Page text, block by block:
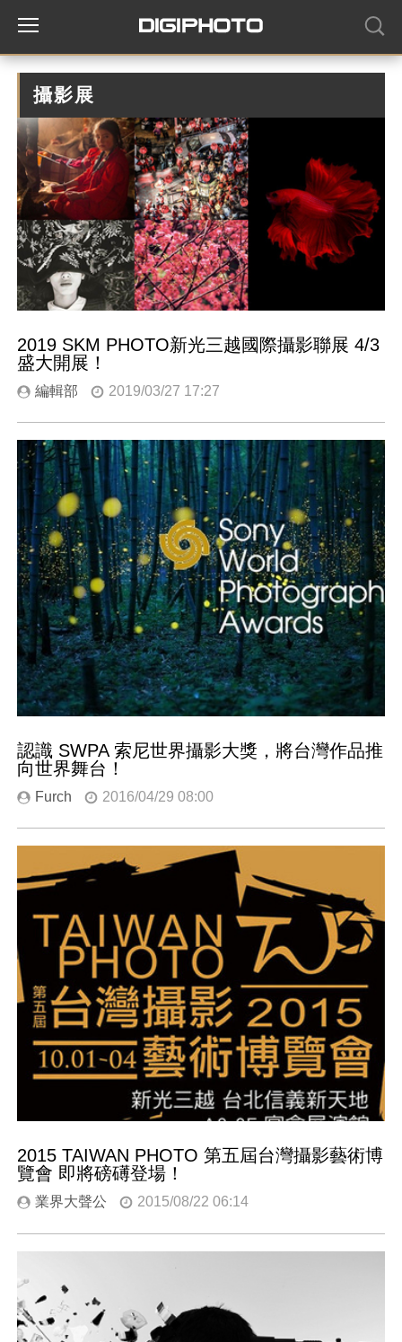
攝影展
2019 SKM PHOTO新光三越國際攝影聯展 4/3
盛大開展！
編輯部 2019/03/27 17:27
認識 SWPA 索尼世界攝影大獎，將台灣作品推
向世界舞台！
Furch 2016/04/29 08:00
2015 TAIWAN PHOTO 第五屆台灣攝影藝術博
覽會 即將磅礡登場！
業界大聲公 2015/08/22 06:14